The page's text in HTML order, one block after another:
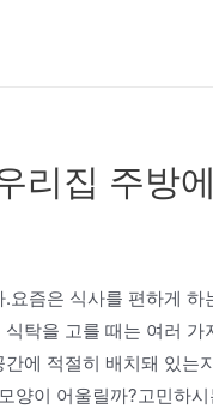
리집 주방
즘은 식사를 편하게
탁을 고를 때는 여러
에 적절히 배치돼 있는
양이 어울릴까?고민하